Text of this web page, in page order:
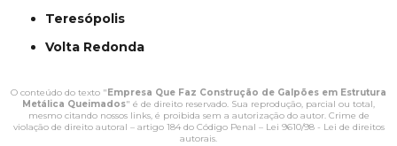
Teresópolis
Volta Redonda
O conteúdo do texto " Empresa Que Faz Construção de Galpões em Estrutura
Metálica Queimados" é de direito reservado. Sua reprodução, parcial ou total,
mesmo citando nossos links, é proibida sem a autorização do autor. Crime de
violação de direito autoral – artigo 184 do Código Penal – Lei 9610/98 - Lei de direitos
autorais.